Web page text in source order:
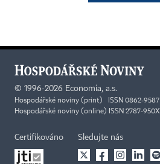
© 1996-2026 Economia, a.s.
Hospodářské noviny (print) ISSN 0862-9587
Hospodářské noviny (online) ISSN 2787-950X
Certifikováno Sledujte nás